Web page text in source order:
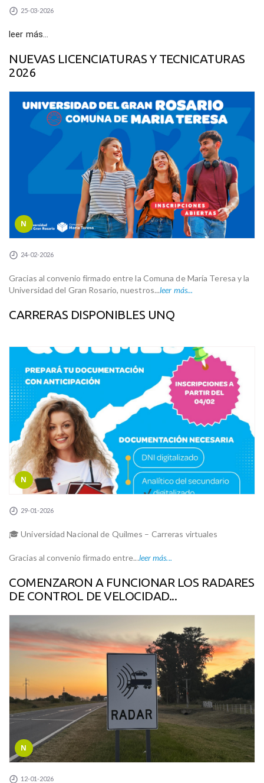
25-03-2026
leer más...
NUEVAS LICENCIATURAS Y TECNICATURAS
2026
N
24-02-2026
Gracias al convenio firmado entre la Comuna de María Teresa y la
Universidad del Gran Rosario, nuestros...leer más...
CARRERAS DISPONIBLES UNQ
N
29-01-2026
🎓 Universidad Nacional de Quilmes – Carreras virtuales
Gracias al convenio firmado entre...leer más...
COMENZARON A FUNCIONAR LOS RADARES
DE CONTROL DE VELOCIDAD...
N
12-01-2026